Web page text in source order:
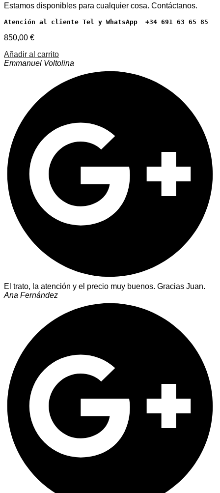
Estamos disponibles para cualquier cosa. Contáctanos.
Atención al cliente Tel y WhatsApp  +34 691 63 65 85
850,00 €
Añadir al carrito
Emmanuel Voltolina
El trato, la atención y el precio muy buenos. Gracias Juan.
Ana Fernández